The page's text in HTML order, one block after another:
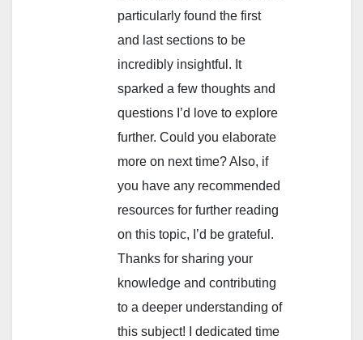
particularly found the first
and last sections to be
incredibly insightful. It
sparked a few thoughts and
questions I’d love to explore
further. Could you elaborate
more on next time? Also, if
you have any recommended
resources for further reading
on this topic, I’d be grateful.
Thanks for sharing your
knowledge and contributing
to a deeper understanding of
this subject! I dedicated time